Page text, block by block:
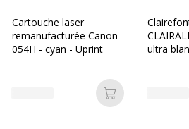
Cartouche laser
remanufacturée Canon
054H - cyan - Uprint
Ajouter au
ultra